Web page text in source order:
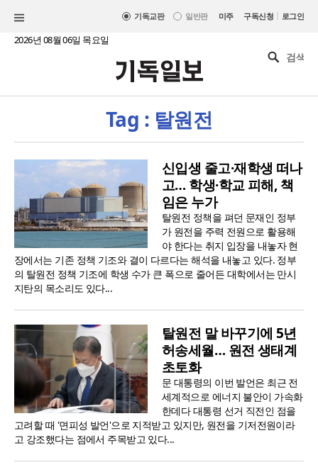
기독교판 일반판 미주 구독신청 | 로그인
2026년 08월 06일 목요일
Tag : 탈원전
신입생 줄고·재학생 떠나
고… 학생·학교 피해, 책
임은 누가
탈원전 정책을 펴던 문재인 정부
가 원전을 주력 전원으로 활용해
야 한다는 취지 입장을 내놓자 현
장에서는 기존 정책 기조와 결이 다르다는 해석을 내놓고 있다. 정부
의 탈원전 정책 기조에 학생 수가 큰 폭으로 줄어든 대학에서는 만시
지탄의 목소리도 있다...
탈원전 말 바꾸기에 5년
허송세월… 원전 생태계
초토화
문 대통령의 이번 발언은 최근 전
세계적으로 에너지 불안이 가속화
한데다 대통령 선거 직전인 점을
고려할 때 '면피성 발언'으로 지적받고 있지만, 원전을 기저전원이라
고 강조했다는 점에서 주목받고 있다...